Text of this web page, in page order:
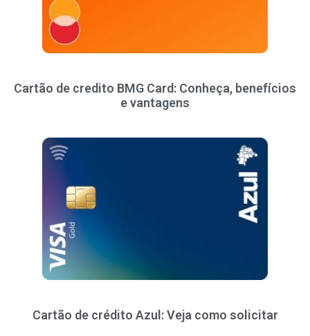
Cartão de credito BMG Card: Conheça, benefícios
e vantagens
Cartão de crédito Azul: Veja como solicitar